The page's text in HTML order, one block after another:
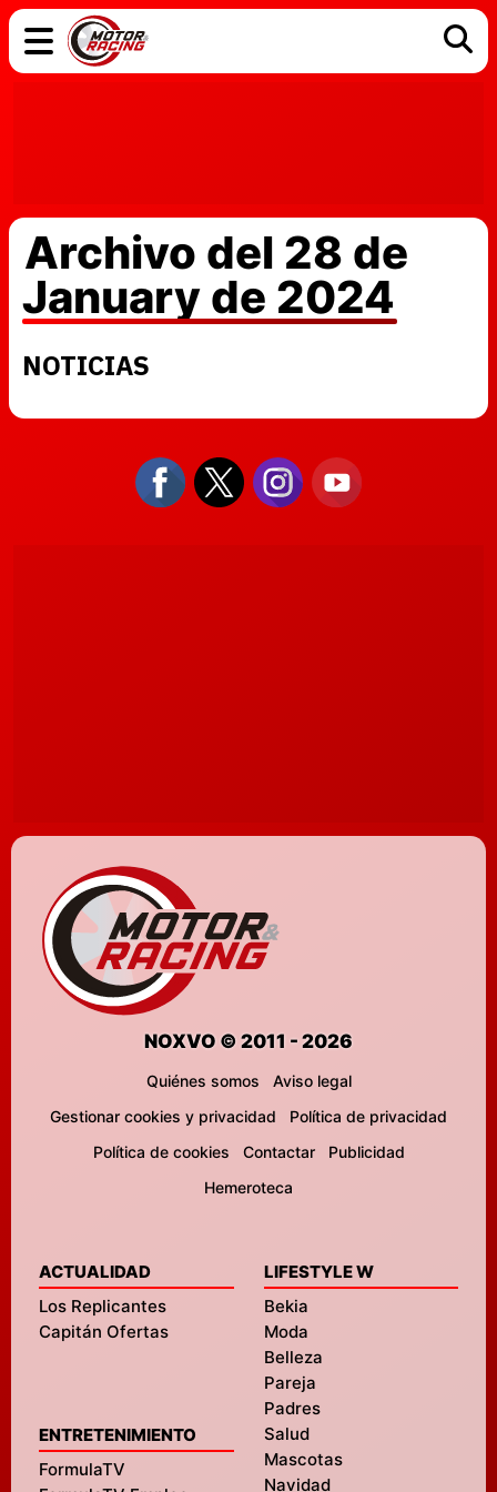
Archivo del 28 de
January de 2024
NOTICIAS
NOXVO © 2011 - 2026
Quiénes somos
Aviso legal
Gestionar cookies y privacidad
Política de privacidad
Política de cookies
Contactar
Publicidad
Hemeroteca
ACTUALIDAD
Los Replicantes
Capitán Ofertas
ENTRETENIMIENTO
FormulaTV
LIFESTYLE W
Bekia
Moda
Belleza
Pareja
Padres
Salud
Mascotas
Navidad